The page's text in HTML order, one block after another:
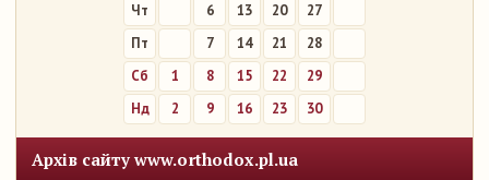
Чт
6 13 20
27
Пт
7 14 21
28
Сб
1 8 15 22
29
Нд
2 9 16 23 30
Архів сайту www.orthodox.pl.ua